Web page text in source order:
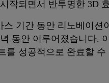
작되면서 반투명한 3D
스 기간 동안 리노베이
동안 이루어졌습니다.
를 성공적으로 완료할